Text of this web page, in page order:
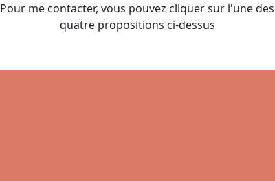
Pour me contacter, vous pouvez cliquer sur l'une des
quatre propositions ci-dessus